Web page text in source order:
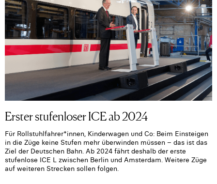
Erster stufenloser ICE ab 2024
Für Rollstuhlfahrer*innen, Kinderwagen und Co: Beim Einsteigen
in die Züge keine Stufen mehr überwinden müssen – das ist das
Ziel der Deutschen Bahn. Ab 2024 fährt deshalb der erste
stufenlose ICE L zwischen Berlin und Amsterdam. Weitere Züge
auf weiteren Strecken sollen folgen.